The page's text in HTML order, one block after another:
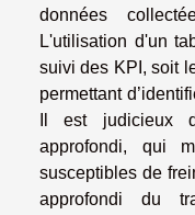
données
L'utilisation d'un
suivi des KPI, soit
permettant
Il est judicieux
approfondi, qui
susceptibles de
approfondi du